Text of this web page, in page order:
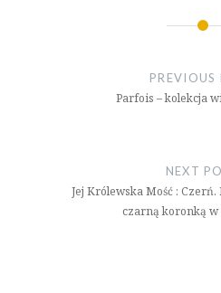
PREVIOUS
Parfois – kolekcja
NEXT
Jej Królewska Mość :
czarną koronką w